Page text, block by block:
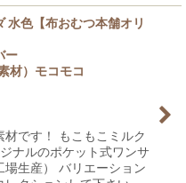
水色【布おむつ本舗オリ
ー
材）モコモコ
です！ もこもこミルク
ナルのポケット式ワンサ
場生産） バリエーション